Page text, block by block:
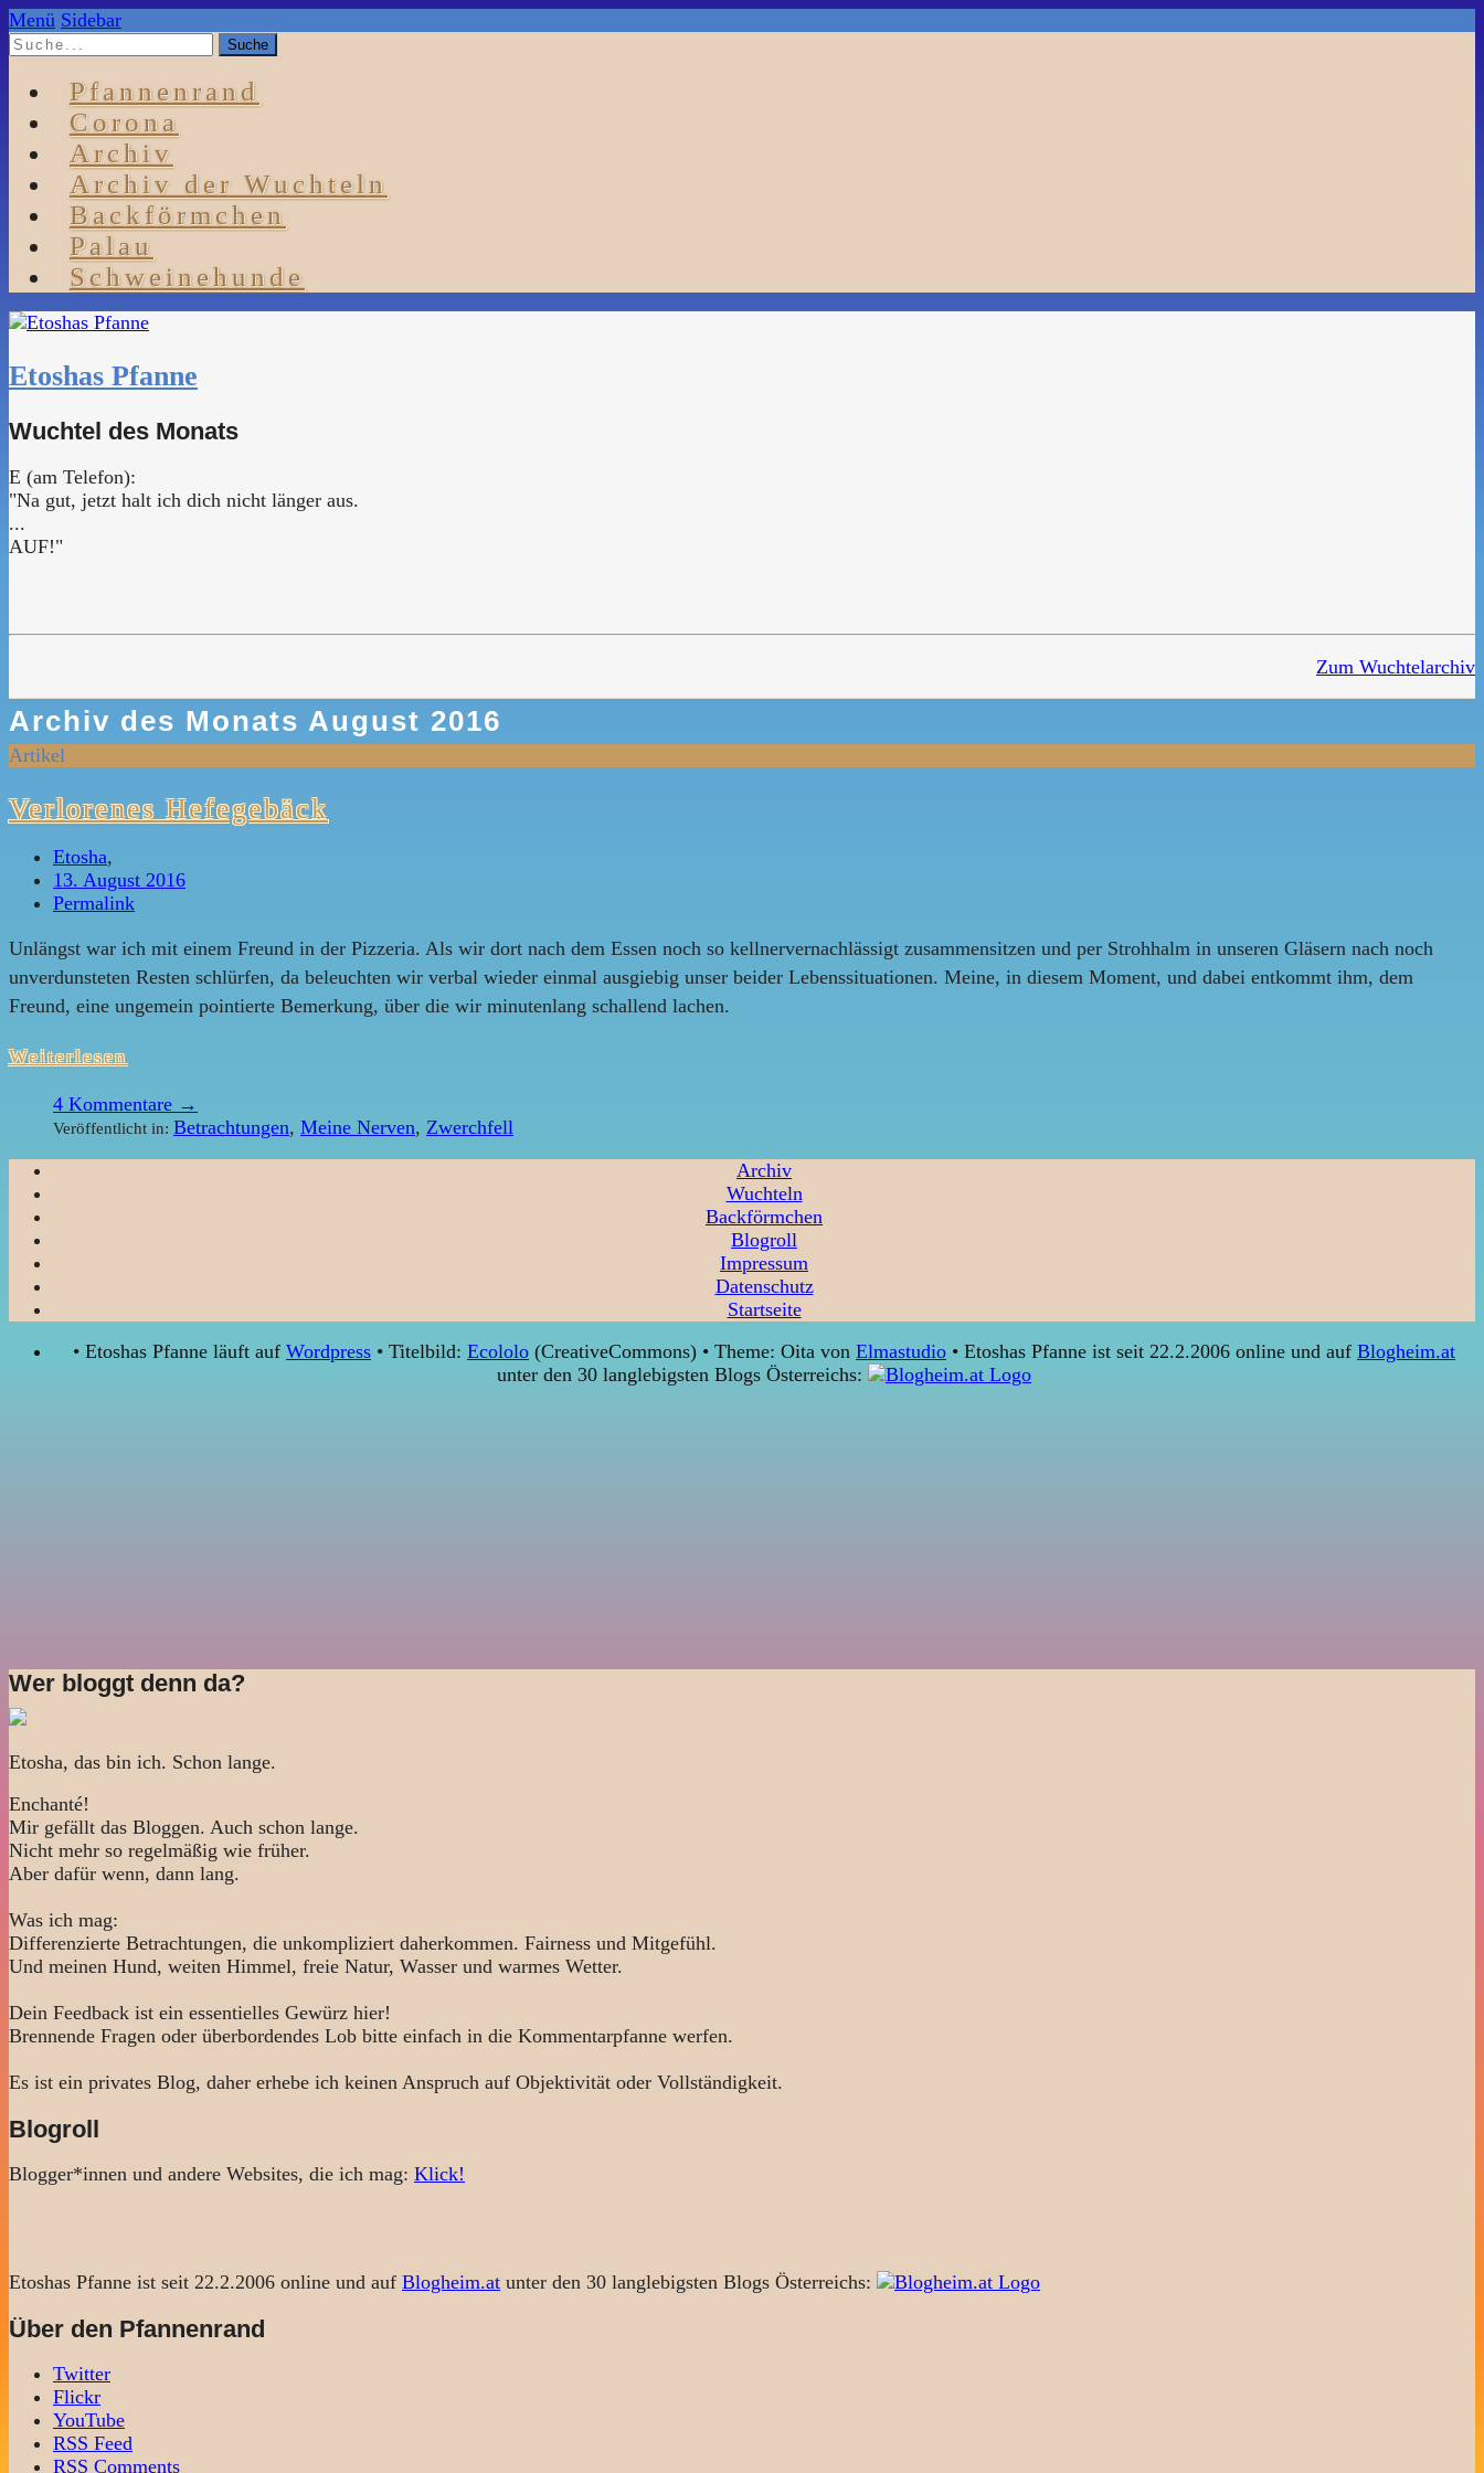
Menü Sidebar
Pfannenrand
Corona
Archiv
Archiv der Wuchteln
Backförmchen
Palau
Schweinehunde
Etoshas Pfanne
Wuchtel des Monats
E (am Telefon):
"Na gut, jetzt halt ich dich nicht länger aus.
...
AUF!"
Zum Wuchtelarchiv
Archiv des Monats August 2016
Artikel
Verlorenes Hefegebäck
Etosha,
13. August 2016
Permalink
Unlängst war ich mit einem Freund in der Pizzeria. Als wir dort nach dem Essen noch so kellnervernachlässigt zusammensitzen und per Strohhalm in unseren Gläsern nach noch
unverdunsteten Resten schlürfen, da beleuchten wir verbal wieder einmal ausgiebig unser beider Lebenssituationen. Meine, in diesem Moment, und dabei entkommt ihm, dem
Freund, eine ungemein pointierte Bemerkung, über die wir minutenlang schallend lachen.
Weiterlesen
4 Kommentare →
Veröffentlicht in: Betrachtungen, Meine Nerven, Zwerchfell
Archiv
Wuchteln
Backförmchen
Blogroll
Impressum
Datenschutz
Startseite
• Etoshas Pfanne läuft auf Wordpress • Titelbild: Ecololo (CreativeCommons) • Theme: Oita von Elmastudio • Etoshas Pfanne ist seit 22.2.2006 online und auf Blogheim.at
unter den 30 langlebigsten Blogs Österreichs:
Wer bloggt denn da?
Etosha, das bin ich. Schon lange.
Enchanté!
Mir gefällt das Bloggen. Auch schon lange.
Nicht mehr so regelmäßig wie früher.
Aber dafür wenn, dann lang.
Was ich mag:
Differenzierte Betrachtungen, die unkompliziert daherkommen. Fairness und Mitgefühl.
Und meinen Hund, weiten Himmel, freie Natur, Wasser und warmes Wetter.
Dein Feedback ist ein essentielles Gewürz hier!
Brennende Fragen oder überbordendes Lob bitte einfach in die Kommentarpfanne werfen.
Es ist ein privates Blog, daher erhebe ich keinen Anspruch auf Objektivität oder Vollständigkeit.
Blogroll
Blogger*innen und andere Websites, die ich mag: Klick!
Etoshas Pfanne ist seit 22.2.2006 online und auf Blogheim.at unter den 30 langlebigsten Blogs Österreichs:
Über den Pfannenrand
Twitter
Flickr
YouTube
RSS Feed
RSS Comments